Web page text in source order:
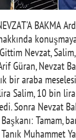
BAKMA
Nevzat,
Güran, Nevzat
bir araba
Salim, 10 bin
Sonra Nevzat
Tamam,
Tanık Muhammet